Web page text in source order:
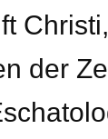
der